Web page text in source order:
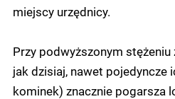
miejscy urzędnicy.
Przy podwyższonym stężeniu
jak dzisiaj, nawet pojedyncze
kominek) znacznie pogarsza